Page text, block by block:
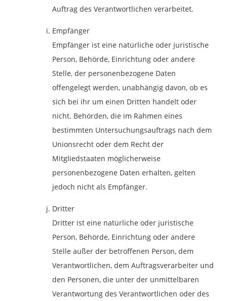
Auftrag des Verantwortlichen verarbeitet.
Empfänger
Empfänger ist eine natürliche oder juristische
Person, Behörde, Einrichtung oder andere
Stelle, der personenbezogene Daten
offengelegt werden, unabhängig davon, ob es
sich bei ihr um einen Dritten handelt oder
nicht. Behörden, die im Rahmen eines
bestimmten Untersuchungsauftrags nach dem
Unionsrecht oder dem Recht der
Mitgliedstaaten möglicherweise
personenbezogene Daten erhalten, gelten
jedoch nicht als Empfänger.
Dritter
Dritter ist eine natürliche oder juristische
Person, Behörde, Einrichtung oder andere
Stelle außer der betroffenen Person, dem
Verantwortlichen, dem Auftragsverarbeiter und
den Personen, die unter der unmittelbaren
Verantwortung des Verantwortlichen oder des